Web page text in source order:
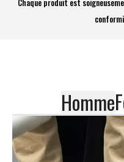
Chaque produit est
Homme